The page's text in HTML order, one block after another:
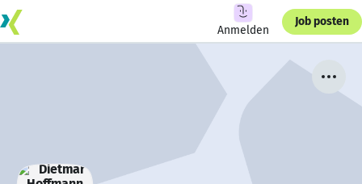
Anmelden
Job posten